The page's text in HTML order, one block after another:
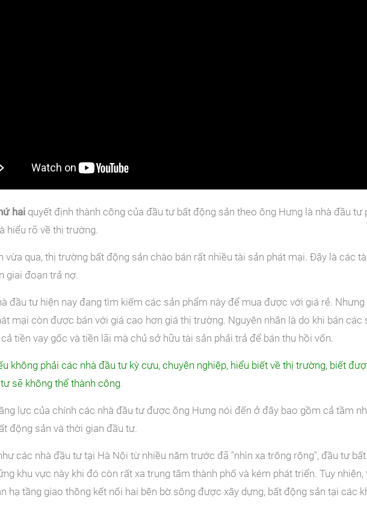
hai quyết định thành công của đầu tư bất động sản theo ông Hưng là nhà đầu tư
hiểu rõ về thị trường.
vừa qua, thị trường bất động sản chào bán rất nhiều tài sản phát mại. Đây là các
giai đoạn trả nợ.
đầu tư hiện nay đang tìm kiếm các sản phẩm này để mua được với giá rẻ.
mại còn được bán với giá cao hơn giá thị trường. Nguyên nhân là do khi bán các
tiền vay gốc và tiền lãi mà chủ sở hữu tài sản phải trả để bán thu hồi vốn.
không phải các nhà đầu tư kỳ cựu, chuyên nghiệp, hiểu biết về thị trường, biết
sẽ không thể thành công.
lực của chính các nhà đầu tư được ông Hưng nói đến ở đây bao gồm cả tầm
động sản và thời gian đầu tư.
các nhà đầu tư tại Hà Nội từ nhiều năm trước đã "nhìn xa trông rộng", đầu tư
khu vực này khi đó còn rất xa trung tâm thành phố và kém phát triển. Tuy nhiên,
hạ tầng giao thông kết nối hai bên bờ sông được xây dựng, bất động sản tại các